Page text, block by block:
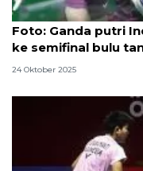
Foto
Foto: Ganda putri
ke semifinal bulu
24 Oktober 2025